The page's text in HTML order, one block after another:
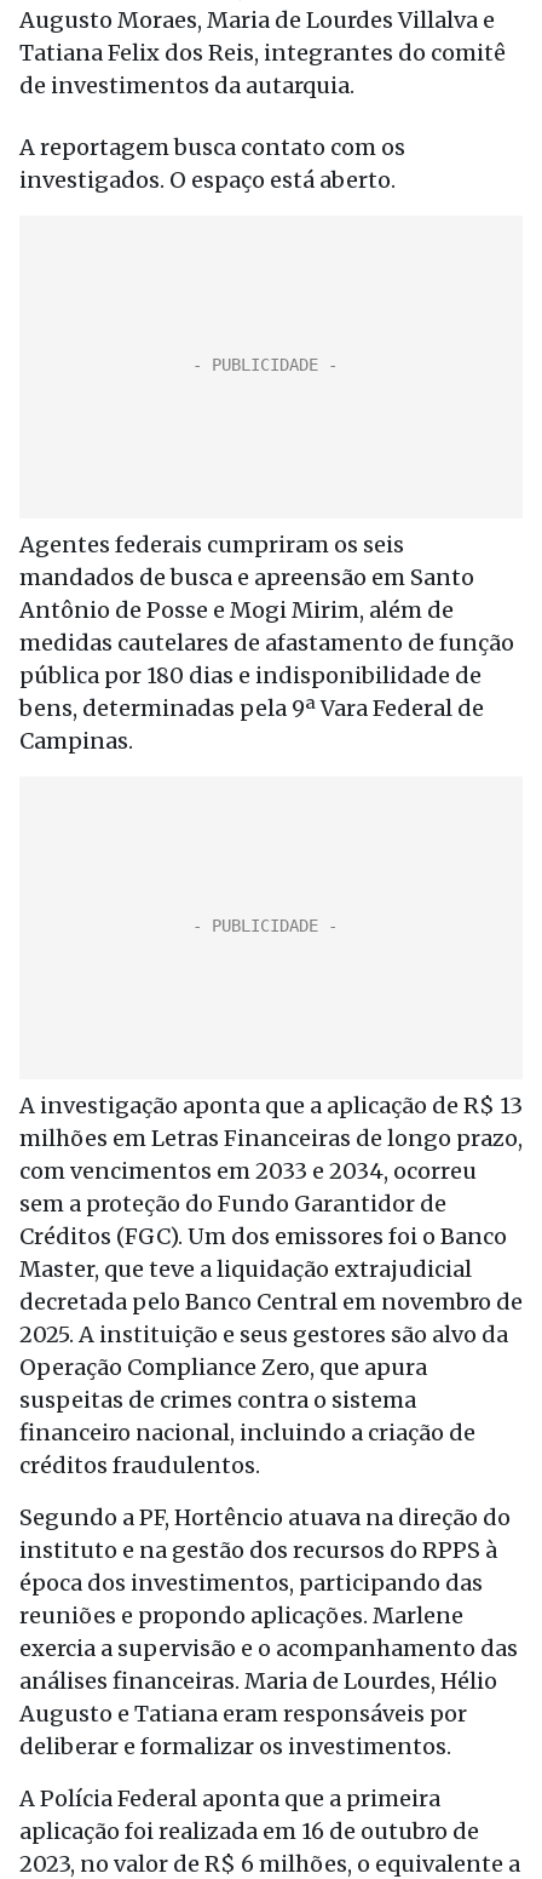
Augusto Moraes, Maria de Lourdes Villalva e
Tatiana Felix dos Reis, integrantes do comitê
de investimentos da autarquia.
A reportagem busca contato com os
investigados. O espaço está aberto.
Agentes federais cumpriram os seis
mandados de busca e apreensão em Santo
Antônio de Posse e Mogi Mirim, além de
medidas cautelares de afastamento de função
pública por 180 dias e indisponibilidade de
bens, determinadas pela 9ª Vara Federal de
Campinas.
A investigação aponta que a aplicação de R$ 13
milhões em Letras Financeiras de longo prazo,
com vencimentos em 2033 e 2034, ocorreu
sem a proteção do Fundo Garantidor de
Créditos (FGC). Um dos emissores foi o Banco
Master, que teve a liquidação extrajudicial
decretada pelo Banco Central em novembro de
2025. A instituição e seus gestores são alvo da
Operação Compliance Zero, que apura
suspeitas de crimes contra o sistema
financeiro nacional, incluindo a criação de
créditos fraudulentos.
Segundo a PF, Hortêncio atuava na direção do
instituto e na gestão dos recursos do RPPS à
época dos investimentos, participando das
reuniões e propondo aplicações. Marlene
exercia a supervisão e o acompanhamento das
análises financeiras. Maria de Lourdes, Hélio
Augusto e Tatiana eram responsáveis por
deliberar e formalizar os investimentos.
A Polícia Federal aponta que a primeira
aplicação foi realizada em 16 de outubro de
2023, no valor de R$ 6 milhões, o equivalente a